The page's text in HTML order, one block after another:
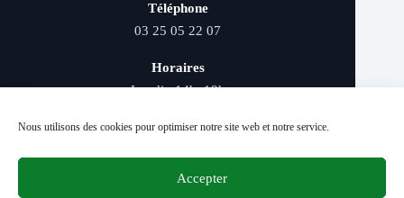
Nous utilisons des cookies pour optimiser notre site web et notre service.
Accepter
Téléphone
03 25 05 22 07
Horaires
Lundi : 14h–19h